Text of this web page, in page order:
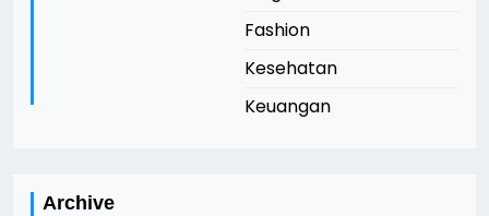
Fashion
Kesehatan
Keuangan
Archive